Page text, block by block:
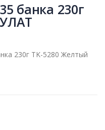
банка 230г
230г TK-5280 Желтый